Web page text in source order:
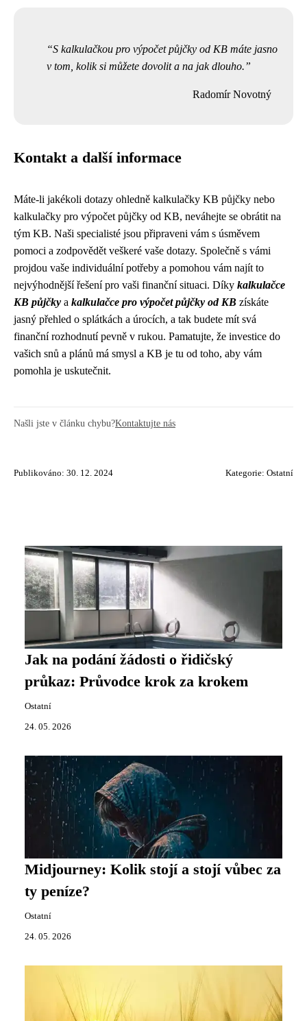
S kalkulačkou pro výpočet půjčky od KB máte jasno
v tom, kolik si můžete dovolit a na jak dlouho.
Radomír Novotný
Kontakt a další informace
Máte-li jakékoli dotazy ohledně kalkulačky KB půjčky nebo
kalkulačky pro výpočet půjčky od KB, neváhejte se obrátit na
tým KB. Naši specialisté jsou připraveni vám s úsměvem
pomoci a zodpovědět veškeré vaše dotazy. Společně s vámi
projdou vaše individuální potřeby a pomohou vám najít to
nejvýhodnější řešení pro vaši finanční situaci. Díky kalkulačce
KB půjčky a kalkulačce pro výpočet půjčky od KB získáte
jasný přehled o splátkách a úrocích, a tak budete mít svá
finanční rozhodnutí pevně v rukou. Pamatujte, že investice do
vašich snů a plánů má smysl a KB je tu od toho, aby vám
pomohla je uskutečnit.
Našli jste v článku chybu?Kontaktujte nás
Publikováno: 30. 12. 2024 Kategorie: Ostatní
Jak na podání žádosti o řidičský
průkaz: Průvodce krok za krokem
Ostatní
24. 05. 2026
Midjourney: Kolik stojí a stojí vůbec za
ty peníze?
Ostatní
24. 05. 2026